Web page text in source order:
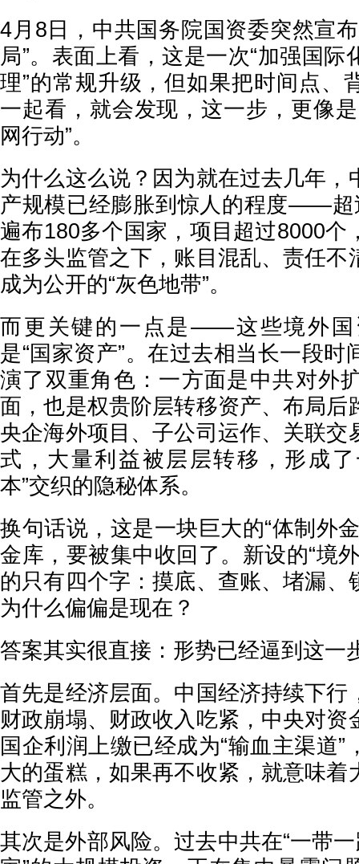
4月8日，中共国务院国资委突然宣
局”。表面上看，这是一次“加强国际
理”的常规升级，但如果把时间点、
一起看，就会发现，这一步，更像
网行动”。
为什么这么说？因为就在过去几年，
产规模已经膨胀到惊人的程度——超
遍布180多个国家，项目超过8000个
在多头监管之下，账目混乱、责任不
成为公开的“灰色地带”。
而更关键的一点是——这些境外国
是“国家资产”。在过去相当长一段时
演了双重角色：一方面是中共对外
面，也是权贵阶层转移资产、布局后
央企海外项目、子公司运作、关联交
式，大量利益被层层转移，形成
本”交织的隐秘体系。
换句话说，这是一块巨大的“体制外
金库，要被集中收回了。新设的“境
的只有四个字：摸底、查账、堵漏
为什么偏偏是现在？
答案其实很直接：形势已经逼到这一
首先是经济层面。中国经济持续下行
财政崩塌、财政收入吃紧，中央对资
国企利润上缴已经成为“输血主渠道
大的蛋糕，如果再不收紧，就意味着
监管之外。
其次是外部风险。过去中共在“一带